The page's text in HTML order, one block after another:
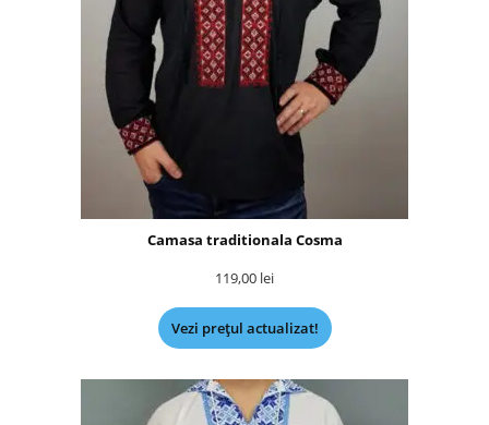
Camasa traditionala Cosma
119,00 lei
Vezi prețul actualizat!